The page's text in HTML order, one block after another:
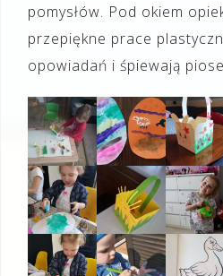
pomysłów. Pod okiem
przepiękne prace
opowiadań i śpiewają